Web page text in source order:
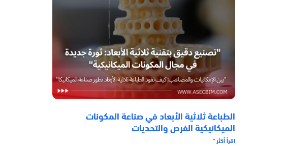
الطباعة ثلاثية الأبعاد في صناعة المكونات
الميكانيكية الفرص والتحديات
اقرأ أكثر "